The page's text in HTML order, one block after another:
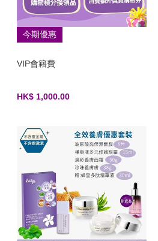
今期優惠
VIP會籍費
HK$ 1,000.00